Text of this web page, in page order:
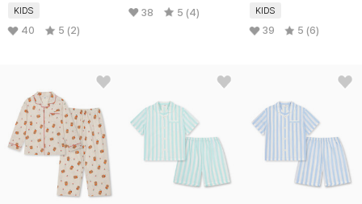
KIDS
40 5 (2)
38 5 (4) KIDS
39 5 (6)